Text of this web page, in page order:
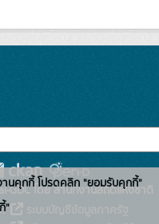
GDC โดย สำนักงานสถิติแห่งชาติ
:
านคุกกี้ โปรดคลิก "ยอมรับคุกกี้"
"